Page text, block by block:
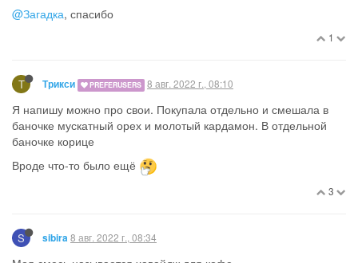
@Загадка, спасибо
1
Т Трикси PREFERUSERS 8 авг. 2022 г., 08:10
Я напишу можно про свои. Покупала отдельно и смешала в
баночке мускатный орех и молотый кардамон. В отдельной
баночке корице
Вроде что-то было ещё
3
S sibira 8 авг. 2022 г., 08:34